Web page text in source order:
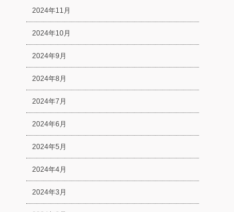
2024年11月
2024年10月
2024年9月
2024年8月
2024年7月
2024年6月
2024年5月
2024年4月
2024年3月